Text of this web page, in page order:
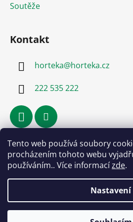
Tento web používá soubory
procházením tohoto webu
používáním.. Více informacízde.
Nastavení
Soutěže
Kontakt
horteka@horteka.cz
222 535 222
Přijímáme online platby